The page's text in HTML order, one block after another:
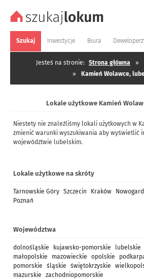
Szukaj Inwestycje Biura
Jesteś na stronie: Strona główna »
»
Kamień Wolawce,
Lokale użytkowe Kamień
Niestety nie znaleźliśmy lokali użytkowych w
zmienić warunki wyszukiwania aby wyświetlić
województwie lubelskim.
Lokale użytkowe na skróty
Tarnowskie Góry Szczecin Kraków Nowogard
Poznań
Województwa
dolnośląskie kujawsko-pomorskie lubelskie
małopolskie
mazowieckie opolskie
pomorskie
śląskie świętokrzyskie
mazurskie
zachodniopomorskie